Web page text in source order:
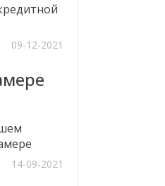
09-12-2021
14-09-2021